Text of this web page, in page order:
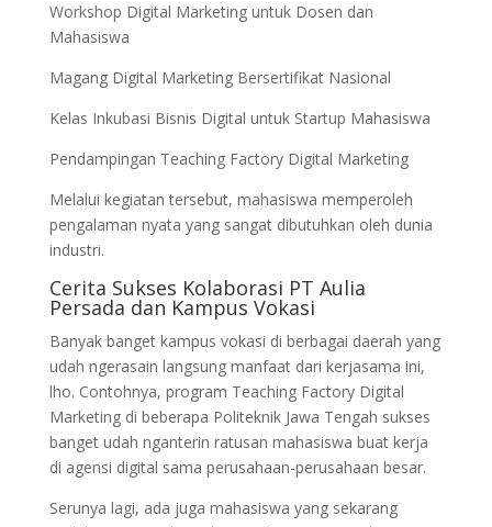
Workshop Digital Marketing untuk Dosen dan
Mahasiswa
Magang Digital Marketing Bersertifikat Nasional
Kelas Inkubasi Bisnis Digital untuk Startup Mahasiswa
Pendampingan Teaching Factory Digital Marketing
Melalui kegiatan tersebut, mahasiswa memperoleh
pengalaman nyata yang sangat dibutuhkan oleh dunia
industri.
Cerita Sukses Kolaborasi PT Aulia
Persada dan Kampus Vokasi
Banyak banget kampus vokasi di berbagai daerah yang
udah ngerasain langsung manfaat dari kerjasama ini,
lho. Contohnya, program Teaching Factory Digital
Marketing di beberapa Politeknik Jawa Tengah sukses
banget udah nganterin ratusan mahasiswa buat kerja
di agensi digital sama perusahaan-perusahaan besar.
Serunya lagi, ada juga mahasiswa yang sekarang